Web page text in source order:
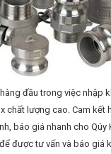
đầu trong việc nhập
chất lượng cao. Cam kết
báo giá nhanh cho Qúy
được tư vấn và báo giá